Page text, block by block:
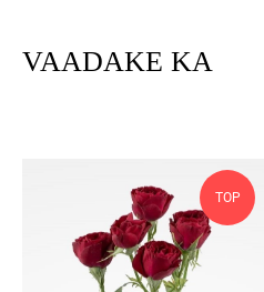
VAADAKE KA
TOP